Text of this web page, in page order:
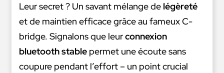
Leur secret ? Un savant mélange de légèreté
et de maintien efficace grâce au fameux C-
bridge. Signalons que leurconnexion
bluetooth stable permet une écoute sans
coupure pendant l’effort – un point crucial